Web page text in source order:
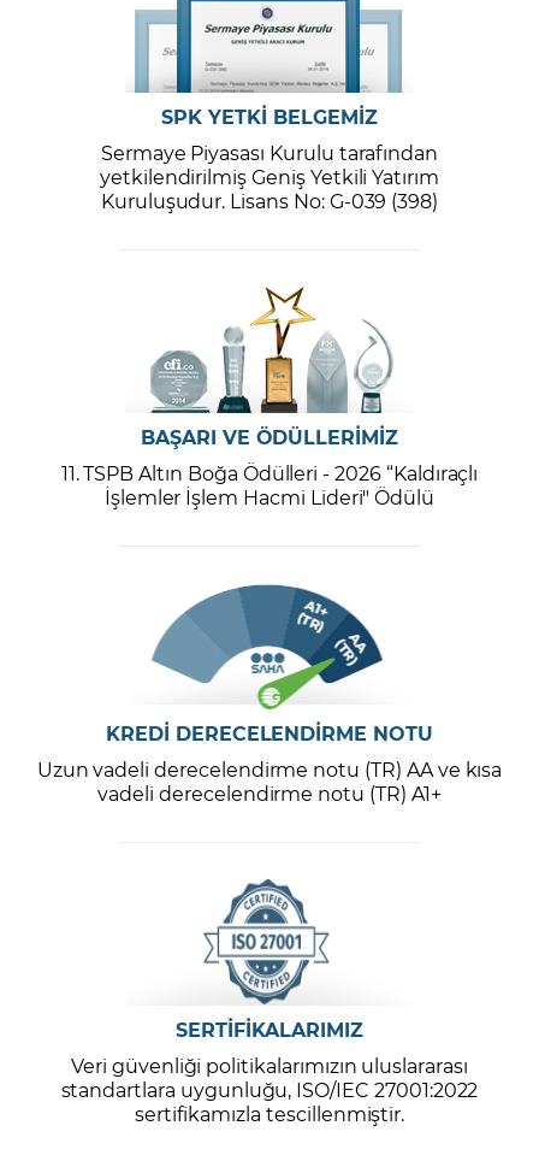
SPK YETKİ BELGEMİZ
Sermaye Piyasası Kurulu tarafından
yetkilendirilmiş Geniş Yetkili Yatırım
Kuruluşudur. Lisans No: G-039 (398)
BAŞARI VE ÖDÜLLERİMİZ
11. TSPB Altın Boğa Ödülleri - 2026 “Kaldıraçlı
İşlemler İşlem Hacmi Lideri" Ödülü
KREDİ DERECELENDİRME NOTU
Uzun vadeli derecelendirme notu (TR) AA ve kısa
vadeli derecelendirme notu (TR) A1+
SERTİFİKALARIMIZ
Veri güvenliği politikalarımızın uluslararası
standartlara uygunluğu, ISO/IEC 27001:2022
sertifikamızla tescillenmiştir.